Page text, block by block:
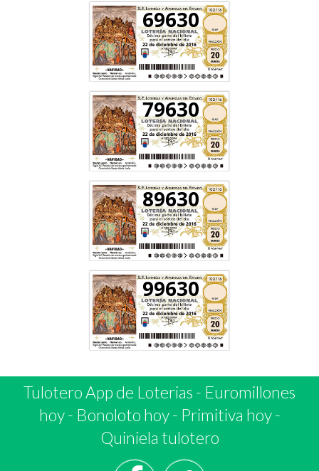
69630
79630
89630
99630
Tulotero App de Loterias - Euromillones
hoy- Bonoloto hoy- Primitiva hoy-
Quiniela tulotero